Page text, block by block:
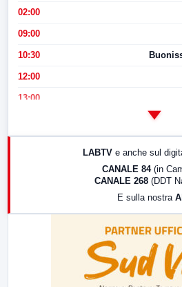
02:00
09:00
10:30
12:00
13:00
17:00
LABTV e anche sul
CANALE 84 (in
CANALE 268 (DDT
E sulla nostra